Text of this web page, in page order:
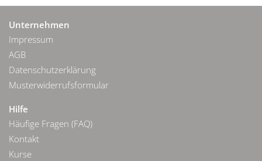
Unternehmen
Impressum
AGB
Datenschutzerklärung
Musterwiderrufsformular
Hilfe
Häufige Fragen (FAQ)
Kontakt
Kurse